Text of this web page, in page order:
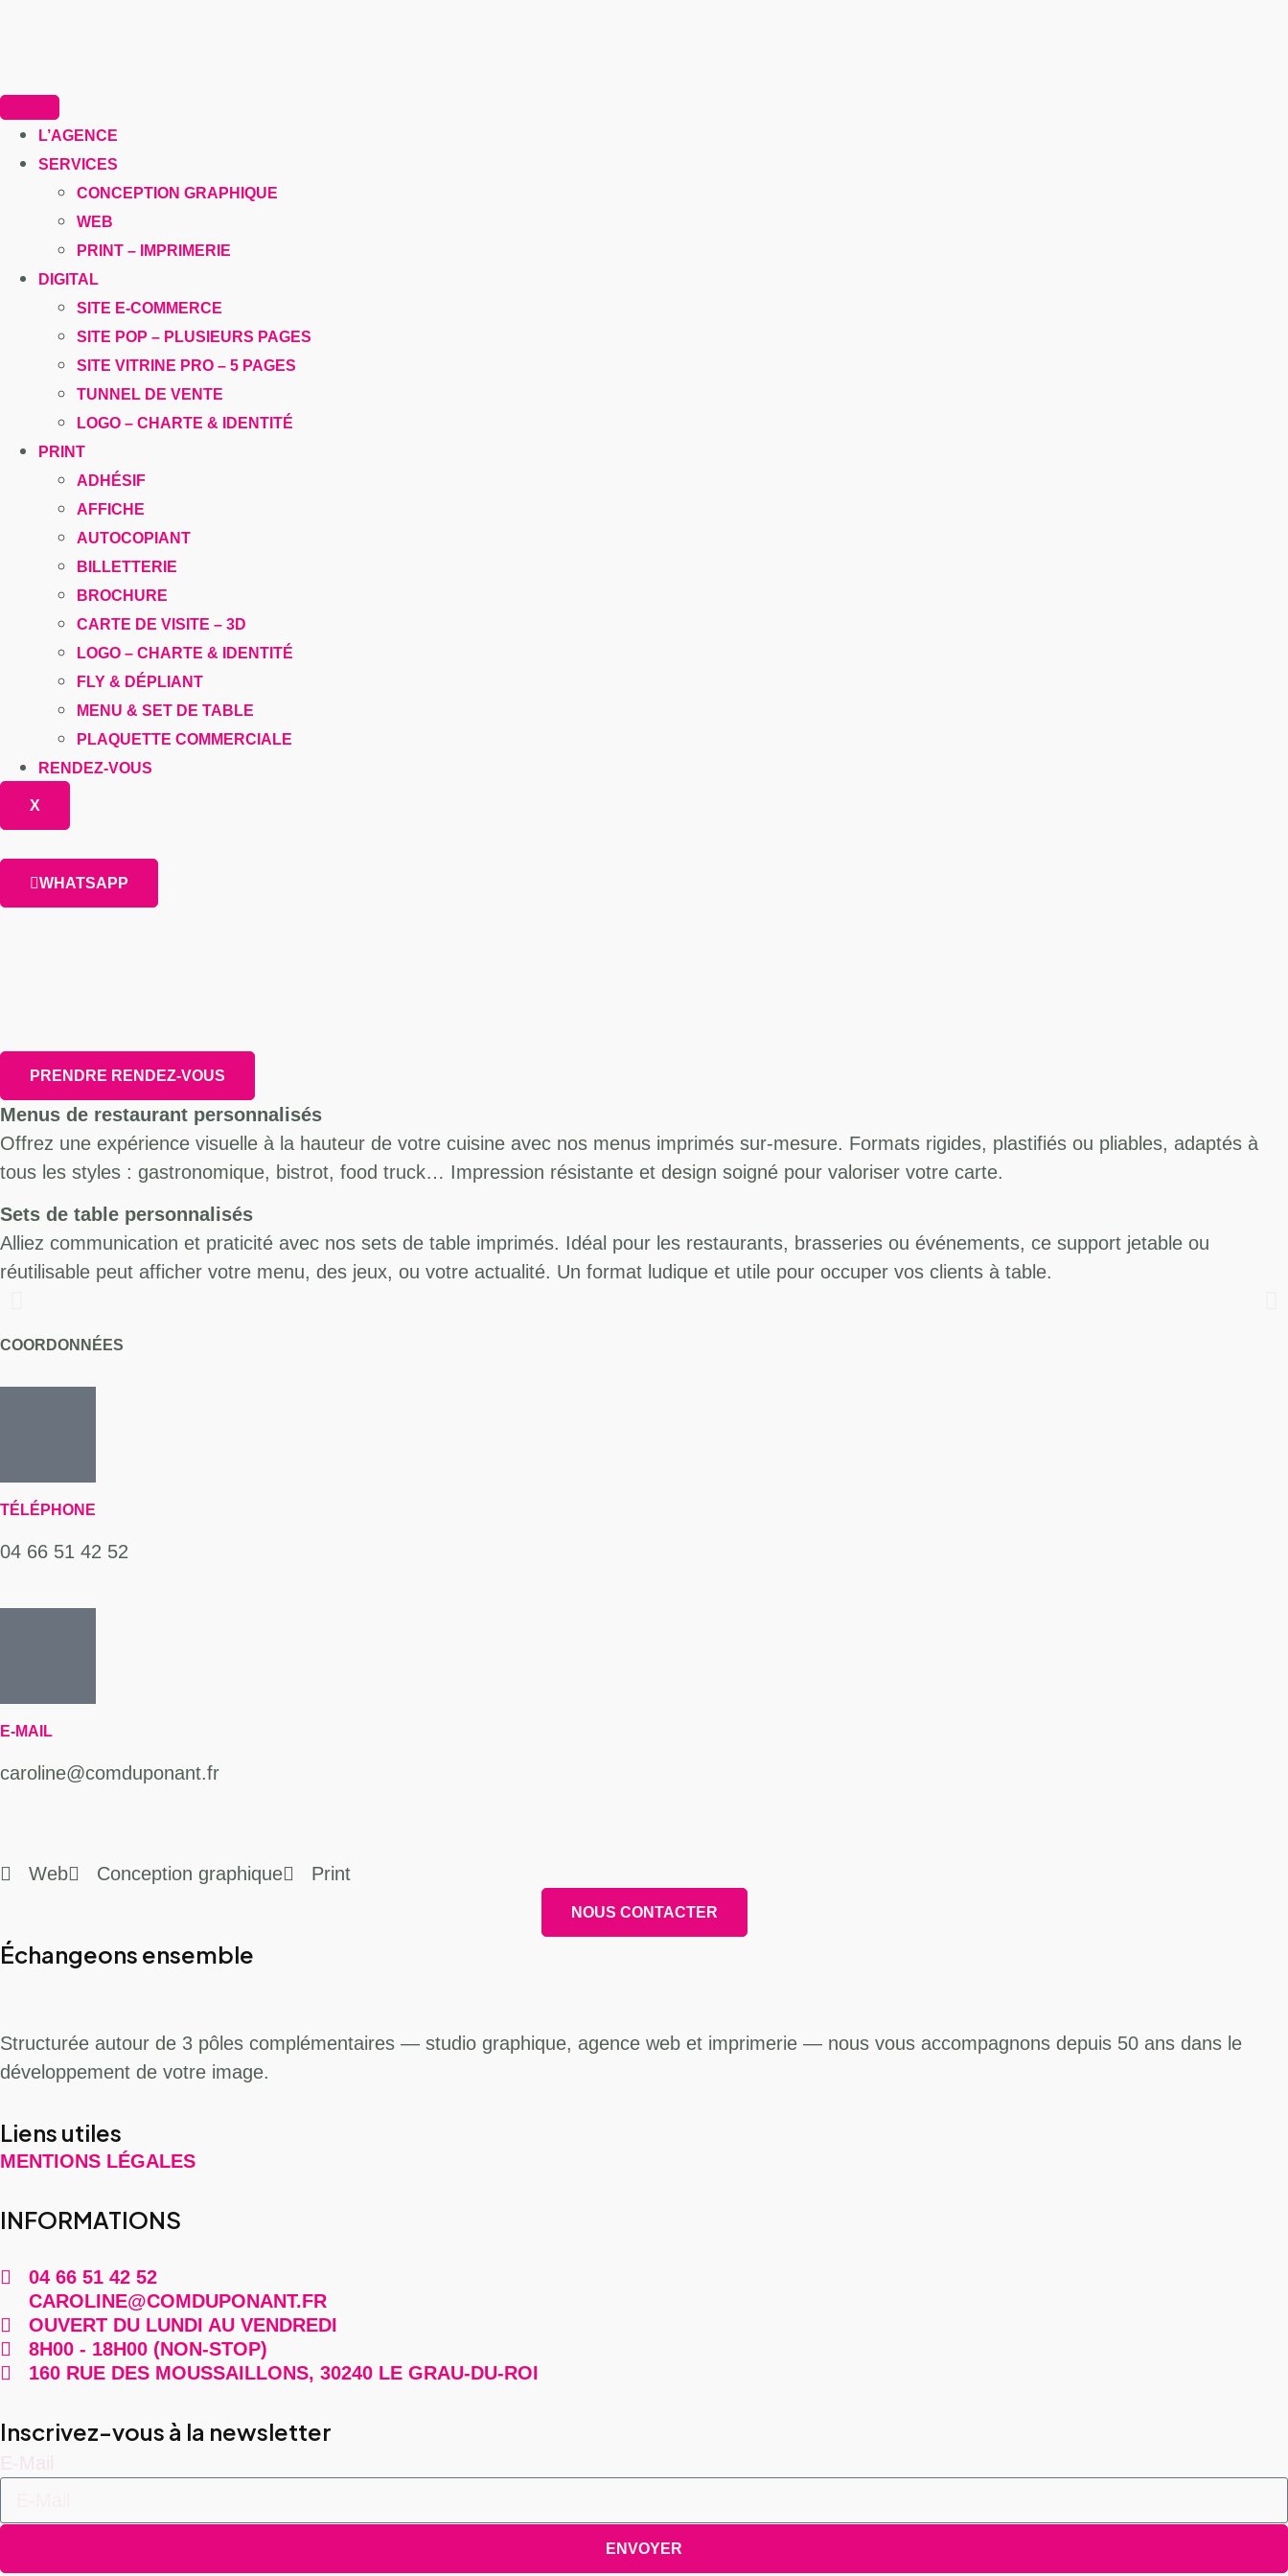
L’AGENCE
SERVICES
CONCEPTION GRAPHIQUE
WEB
PRINT – IMPRIMERIE
DIGITAL
SITE E-COMMERCE
SITE POP – PLUSIEURS PAGES
SITE VITRINE PRO – 5 PAGES
TUNNEL DE VENTE
LOGO – CHARTE & IDENTITÉ
PRINT
ADHÉSIF
AFFICHE
AUTOCOPIANT
BILLETTERIE
BROCHURE
CARTE DE VISITE – 3D
LOGO – CHARTE & IDENTITÉ
FLY & DÉPLIANT
MENU & SET DE TABLE
PLAQUETTE COMMERCIALE
RENDEZ-VOUS
X
WHATSAPP
PRENDRE RENDEZ-VOUS
Menus de restaurant personnalisés
Offrez une expérience visuelle à la hauteur de votre cuisine avec nos menus imprimés sur-mesure. Formats rigides, plastifiés ou pliables, adaptés à
tous les styles : gastronomique, bistrot, food truck… Impression résistante et design soigné pour valoriser votre carte.
Sets de table personnalisés
Alliez communication et praticité avec nos sets de table imprimés. Idéal pour les restaurants, brasseries ou événements, ce support jetable ou
réutilisable peut afficher votre menu, des jeux, ou votre actualité. Un format ludique et utile pour occuper vos clients à table.
COORDONNÉES
TÉLÉPHONE
04 66 51 42 52
E-MAIL
caroline@comduponant.fr
Web Conception graphique Print
NOUS CONTACTER
Échangeons ensemble
Structurée autour de 3 pôles complémentaires — studio graphique, agence web et imprimerie — nous vous accompagnons depuis 50 ans dans le
développement de votre image.
Liens utiles
MENTIONS LÉGALES
INFORMATIONS
04 66 51 42 52
CAROLINE@COMDUPONANT.FR
OUVERT DU LUNDI AU VENDREDI
8H00 - 18H00 (NON-STOP)
160 RUE DES MOUSSAILLONS, 30240 LE GRAU-DU-ROI
Inscrivez-vous à la newsletter
ENVOYER